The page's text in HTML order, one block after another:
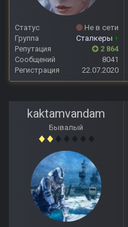
Статус
Не в сети
Группа
Сталкеры +
Репутация
2 864
Сообщений
8041
Регистрация
22.07.2020
kaktamvandam
Бывалый